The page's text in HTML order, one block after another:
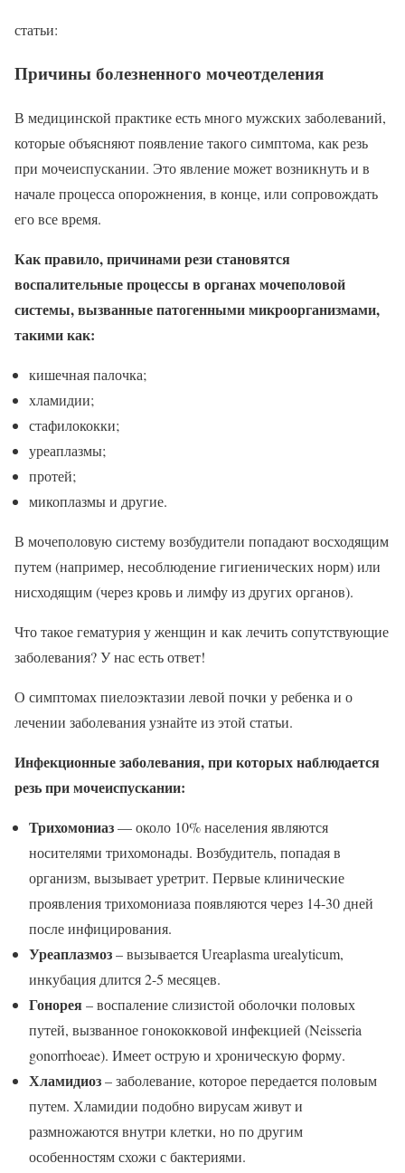
статьи:
Причины болезненного мочеотделения
В медицинской практике есть много мужских заболеваний,
которые объясняют появление такого симптома, как резь
при мочеиспускании. Это явление может возникнуть и в
начале процесса опорожнения, в конце, или сопровождать
его все время.
Как правило, причинами рези становятся
воспалительные процессы в органах мочеполовой
системы, вызванные патогенными микроорганизмами,
такими как:
кишечная палочка;
хламидии;
стафилококки;
уреаплазмы;
протей;
микоплазмы и другие.
В мочеполовую систему возбудители попадают восходящим
путем (например, несоблюдение гигиенических норм) или
нисходящим (через кровь и лимфу из других органов).
Что такое гематурия у женщин и как лечить сопутствующие
заболевания? У нас есть ответ!
О симптомах пиелоэктазии левой почки у ребенка и о
лечении заболевания узнайте из этой статьи.
Инфекционные заболевания, при которых наблюдается
резь при мочеиспускании:
Трихомониаз— около 10% населения являются
носителями трихомонады. Возбудитель, попадая в
организм, вызывает уретрит. Первые клинические
проявления трихомониаза появляются через 14-30 дней
после инфицирования.
Уреаплазмоз– вызывается Ureaplasma urealyticum,
инкубация длится 2-5 месяцев.
Гонорея– воспаление слизистой оболочки половых
путей, вызванное гонококковой инфекцией (Neisseria
gonorrhoeae). Имеет острую и хроническую форму.
Хламидиоз– заболевание, которое передается половым
путем. Хламидии подобно вирусам живут и
размножаются внутри клетки, но по другим
особенностям схожи с бактериями.